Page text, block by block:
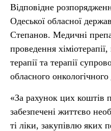
Відповідне
Одеської обласної
Степанов. Медичні
проведення
терапії та терапії
обласного
«За рахунок цих коштів
забезпечені життєво
ті ліки, закупівлю яких